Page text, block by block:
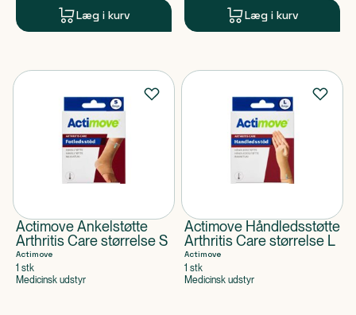
Læg i kurv Læg i kurv
Actimove Ankelstøtte
Arthritis Care størrelse S
Actimove
1 stk
Medicinsk udstyr
Actimove Håndledsstøtte
Arthritis Care størrelse L
Actimove
1 stk
Medicinsk udstyr